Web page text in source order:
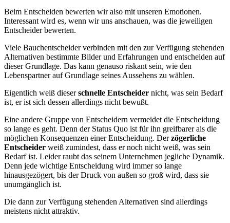
Beim Entscheiden bewerten wir also mit unseren Emotionen.
Interessant wird es, wenn wir uns anschauen, was die jeweiligen
Entscheider bewerten.
Viele Bauchentscheider verbinden mit den zur Verfügung stehenden
Alternativen bestimmte Bilder und Erfahrungen und entscheiden auf
dieser Grundlage. Das kann genauso riskant sein, wie den
Lebenspartner auf Grundlage seines Aussehens zu wählen.
Eigentlich weiß dieserschnelle Entscheider nicht, was sein Bedarf
ist, er ist sich dessen allerdings nicht bewußt.
Eine andere Gruppe von Entscheidern vermeidet die Entscheidung
so lange es geht. Denn der Status Quo ist für ihn greifbarer als die
möglichen Konsequenzen einer Entscheidung. Derzögerliche
Entscheider weiß zumindest, dass er noch nicht weiß, was sein
Bedarf ist. Leider raubt das seinem Unternehmen jegliche Dynamik.
Denn jede wichtige Entscheidung wird immer so lange
hinausgezögert, bis der Druck von außen so groß wird, dass sie
unumgänglich ist.
Die dann zur Verfügung stehenden Alternativen sind allerdings
meistens nicht attraktiv.